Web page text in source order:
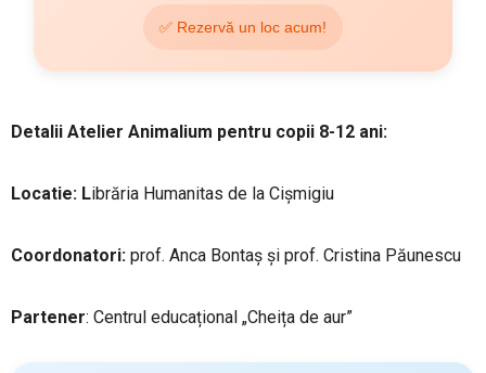
✅ Rezervă un loc acum!
Detalii Atelier Animalium pentru copii 8-12 ani:
Locatie: Librăria Humanitas de la Cișmigiu
Coordonatori: prof. Anca Bontaș și prof. Cristina Păunescu
Partener: Centrul educațional „Cheița de aur”